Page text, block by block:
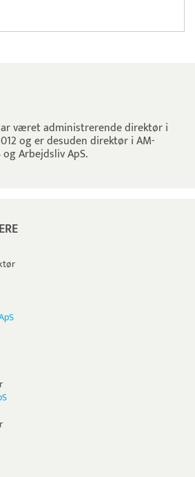
været administrerende direktør i
og er desuden direktør i AM-
og Arbejdsliv ApS.